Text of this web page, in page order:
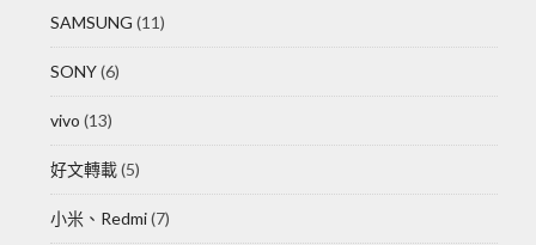
SAMSUNG (11)
SONY(6)
vivo (13)
好文轉載(5)
小米、Redmi(7)